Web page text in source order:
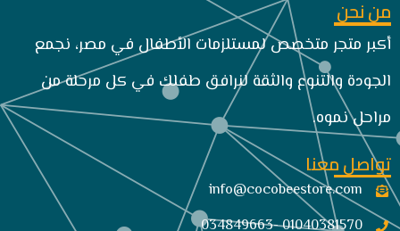
من نحن
أكبر متجر متخصص لمستلزمات الأطفال في مصر، نجمع
الجودة والتنوع والثقة لنرافق طفلك في كل مرحلة من
مراحل نموه.
تواصل معنا
info@cocobeestore.com​
01040381570 -034849663